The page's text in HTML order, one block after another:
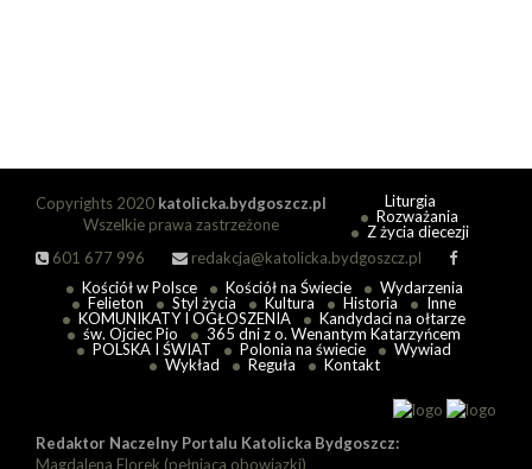
Copyrights 2020 katolicka.bydgoszcz.pl
Wszelkie prawa zastrzeżone
601 677 996
redakcja@katolicka.bydgoszcz.pl
Liturgia
Rozważania
Z życia diecezji
Kościół w Polsce Kościół na Świecie
Wydarzenia
Felieton
Styl życia Kultura Historia
Inne
KOMUNIKATY I OGŁOSZENIA
Kandydaci na ołtarze
św. Ojciec Pio
365 dni z o. Wenantym Katarzyńcem
POLSKA I ŚWIAT
Polonia na świecie
Wywiad
Wykład
Reguła Kontakt
Redaktor Naczelny Portalu Katolicka Bydgoszcz:
Magdalena Florek (pełniąca obowiązki)